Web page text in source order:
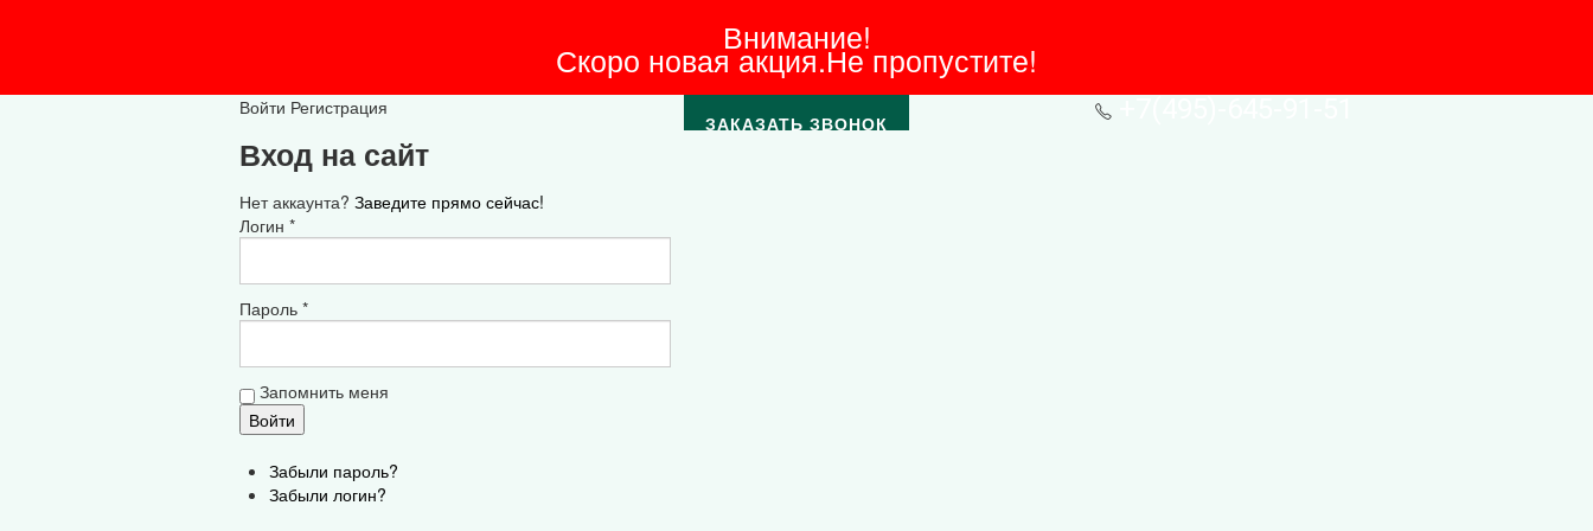
Внимание!
Скоро новая акция.Не пропустите!
Войти Регистрация
Вход на сайт
Нет аккаунта? Заведите прямо сейчас!
Логин *
Пароль *
Запомнить меня
Забыли пароль?
Забыли логин?
ЗАКАЗАТЬ ЗВОНОК